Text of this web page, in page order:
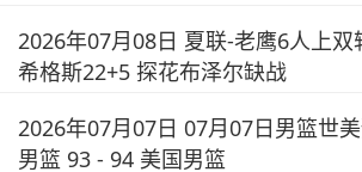
2026年07月08日 夏联-老鹰6人上双
希格斯22+5 探花布泽尔缺战
2026年07月07日 07月07日男篮世
男篮 93 - 94 美国男篮